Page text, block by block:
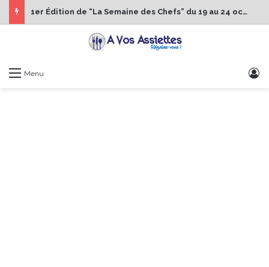
1er Édition de “La Semaine des Chefs” du 19 au 24 octobre 2026
Menu